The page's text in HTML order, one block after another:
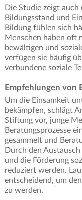
Die Studie zeigt
Bildungsstand und
Bildung fühlen sich
Menschen haben oft
bewältigen und
verfügen sie häufig
verbundene soziale
Empfehlungen von
Um die Einsamkeit
bekämpfen, schlägt
Stiftung vor, junge
Beratungsprozesse
gesammelt und
Durch den
und die Förderung
reduziert werden.
entscheidend, um
zu werden.